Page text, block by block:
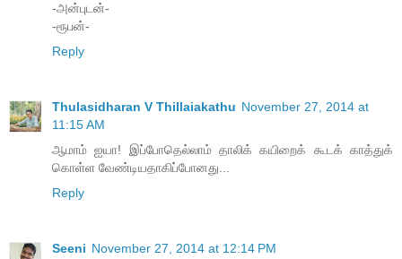
-அன்புடன்-
-ரூபன்-
Reply
Thulasidharan V Thillaiakathu November 27, 2014 at
11:15 AM
ஆமாம் ஐயா! இப்போதெல்லாம் தாலிக் கயிறைக் கூடக் காத்துக்
கொள்ள வேண்டியதாகிப்போனது...
Reply
Seeni November 27, 2014 at 12:14 PM